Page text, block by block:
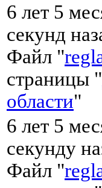
6 лет 5
секунд
Файл "
страницы "
области"
6 лет 5
секунду
Файл "